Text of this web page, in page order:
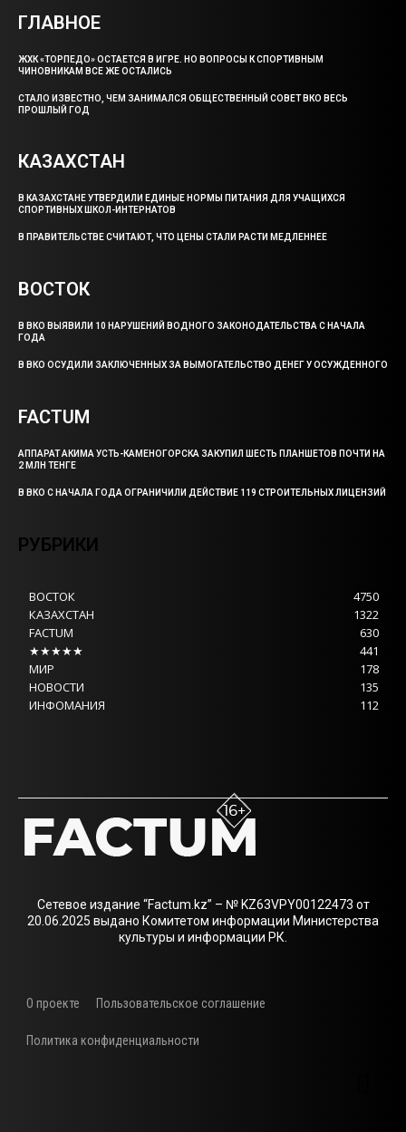
ГЛАВНОЕ
ЖХК «ТОРПЕДО» ОСТАЕТСЯ В ИГРЕ. НО ВОПРОСЫ К СПОРТИВНЫМ
ЧИНОВНИКАМ ВСЕ ЖЕ ОСТАЛИСЬ
СТАЛО ИЗВЕСТНО, ЧЕМ ЗАНИМАЛСЯ ОБЩЕСТВЕННЫЙ СОВЕТ ВКО ВЕСЬ
ПРОШЛЫЙ ГОД
КАЗАХСТАН
В КАЗАХСТАНЕ УТВЕРДИЛИ ЕДИНЫЕ НОРМЫ ПИТАНИЯ ДЛЯ УЧАЩИХСЯ
СПОРТИВНЫХ ШКОЛ-ИНТЕРНАТОВ
В ПРАВИТЕЛЬСТВЕ СЧИТАЮТ, ЧТО ЦЕНЫ СТАЛИ РАСТИ МЕДЛЕННЕЕ
ВОСТОК
В ВКО ВЫЯВИЛИ 10 НАРУШЕНИЙ ВОДНОГО ЗАКОНОДАТЕЛЬСТВА С НАЧАЛА
ГОДА
В ВКО ОСУДИЛИ ЗАКЛЮЧЕННЫХ ЗА ВЫМОГАТЕЛЬСТВО ДЕНЕГ У ОСУЖДЕННОГО
FACTUM
АППАРАТ АКИМА УСТЬ-КАМЕНОГОРСКА ЗАКУПИЛ ШЕСТЬ ПЛАНШЕТОВ ПОЧТИ НА
2 МЛН ТЕНГЕ
В ВКО С НАЧАЛА ГОДА ОГРАНИЧИЛИ ДЕЙСТВИЕ 119 СТРОИТЕЛЬНЫХ ЛИЦЕНЗИЙ
РУБРИКИ
ВОСТОК
4750
КАЗАХСТАН
1322
FACTUM
630
★★★★★
441
МИР
178
НОВОСТИ
135
ИНФОМАНИЯ
112
Сетевое издание “Factum.kz” – № KZ63VPY00122473 от
20.06.2025 выдано Комитетом информации Министерства
культуры и информации РК.
О проекте Пользовательское соглашение
Политика конфиденциальности